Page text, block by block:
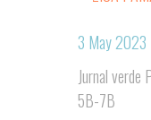
3 May 2023
Jurnal verde
5B-7B